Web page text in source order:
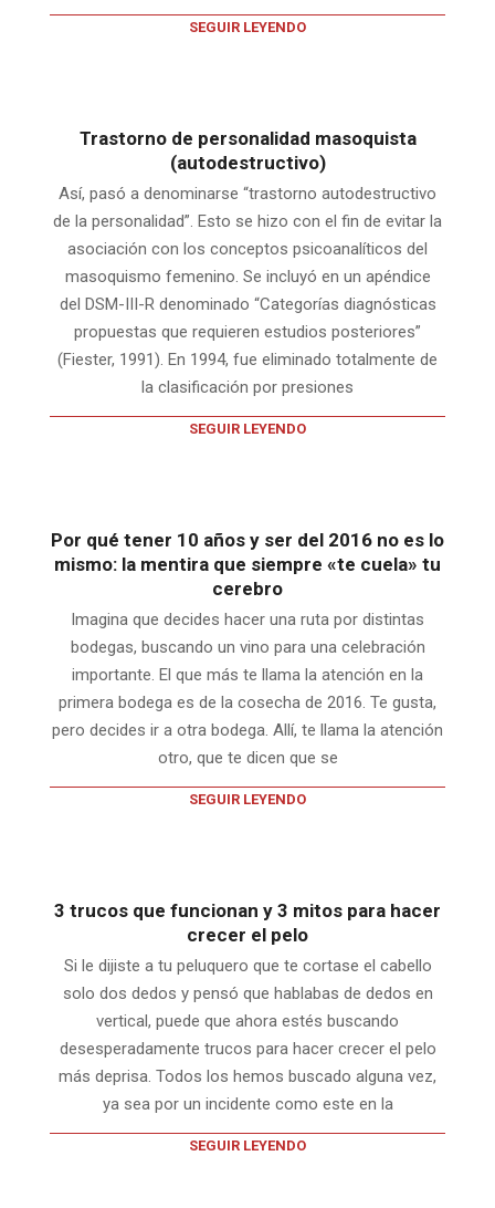
SEGUIR LEYENDO
Trastorno de personalidad masoquista
(autodestructivo)
Así, pasó a denominarse “trastorno autodestructivo
de la personalidad”. Esto se hizo con el fin de evitar la
asociación con los conceptos psicoanalíticos del
masoquismo femenino. Se incluyó en un apéndice
del DSM-III-R denominado “Categorías diagnósticas
propuestas que requieren estudios posteriores”
(Fiester, 1991). En 1994, fue eliminado totalmente de
la clasificación por presiones
SEGUIR LEYENDO
Por qué tener 10 años y ser del 2016 no es lo
mismo: la mentira que siempre «te cuela» tu
cerebro
Imagina que decides hacer una ruta por distintas
bodegas, buscando un vino para una celebración
importante. El que más te llama la atención en la
primera bodega es de la cosecha de 2016. Te gusta,
pero decides ir a otra bodega. Allí, te llama la atención
otro, que te dicen que se
SEGUIR LEYENDO
3 trucos que funcionan y 3 mitos para hacer
crecer el pelo
Si le dijiste a tu peluquero que te cortase el cabello
solo dos dedos y pensó que hablabas de dedos en
vertical, puede que ahora estés buscando
desesperadamente trucos para hacer crecer el pelo
más deprisa. Todos los hemos buscado alguna vez,
ya sea por un incidente como este en la
SEGUIR LEYENDO